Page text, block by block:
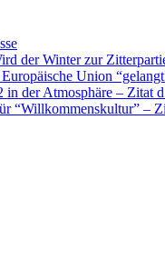
der Winter zur
Union
der Atmosphäre – Zitat
“Willkommenskultur” –